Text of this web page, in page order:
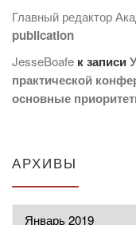
Главный редактор
publication
JesseBoafe к записи
практической
основные
АРХИВЫ